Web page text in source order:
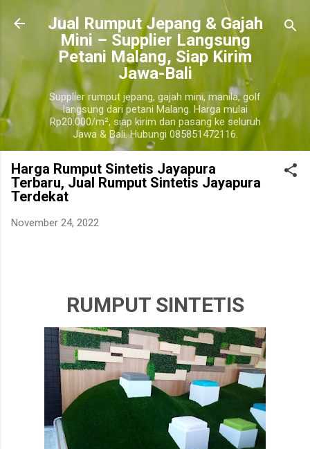
Langsung ke konten utama
​Jual Rumput Jepang & Gajah
Mini – Supplier Langsung
Petani Malang, Siap Kirim
Jawa-Bali
Supplier rumput jepang, gajah mini, manila, golf
langsung dari petani Malang. Harga mulai
Rp20.000/m², siap kirim dan pasang ke seluruh
Jawa & Bali. Hubungi 085851472116.
Harga Rumput Sintetis Jayapura
Terbaru, Jual Rumput Sintetis Jayapura
Terdekat
November 24, 2022
RUMPUT SINTETIS